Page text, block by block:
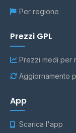
Per regione
Prezzi GPL
Prezzi medi per
Aggiornamento
App
Scarica l'app